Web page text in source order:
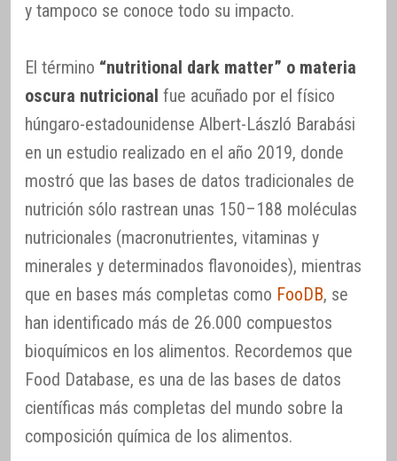
y tampoco se conoce todo su impacto.
El término “nutritional dark matter” o materia
oscura nutricional fue acuñado por el físico
húngaro-estadounidense Albert-László Barabási
en un estudio realizado en el año 2019, donde
mostró que las bases de datos tradicionales de
nutrición sólo rastrean unas 150–188 moléculas
nutricionales (macronutrientes, vitaminas y
minerales y determinados flavonoides), mientras
que en bases más completas como FooDB, se
han identificado más de 26.000 compuestos
bioquímicos en los alimentos. Recordemos que
Food Database, es una de las bases de datos
científicas más completas del mundo sobre la
composición química de los alimentos.